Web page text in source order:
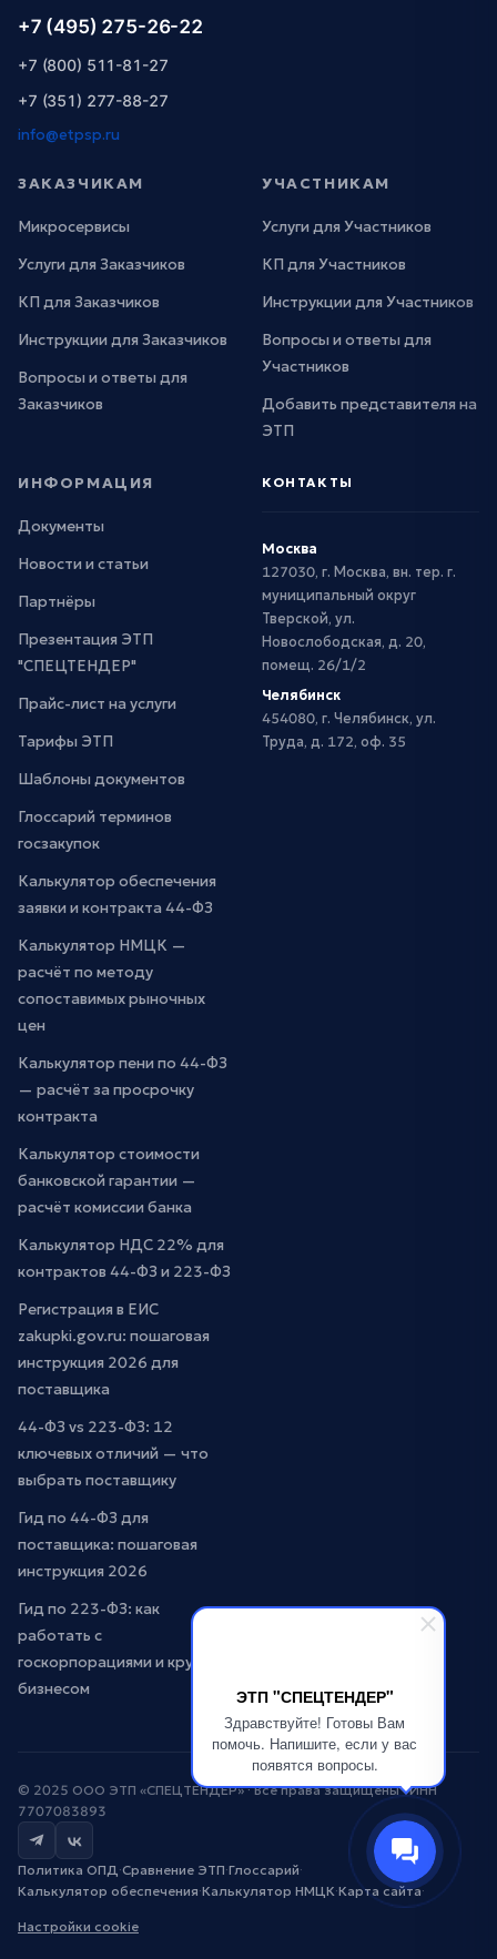
ЭТП "СПЕЦТЕНДЕР"
Здравствуйте! Готовы Вам
помочь. Напишите, если у вас
появятся вопросы.
+7 (495) 275-26-22
+7 (800) 511-81-27
+7 (351) 277-88-27
info@etpsp.ru
ЗАКАЗЧИКАМ
Микросервисы
Услуги для Заказчиков
КП для Заказчиков
Инструкции для Заказчиков
Вопросы и ответы для
Заказчиков
УЧАСТНИКАМ
Услуги для Участников
КП для Участников
Инструкции для Участников
Вопросы и ответы для
Участников
Добавить представителя на
ЭТП
ИНФОРМАЦИЯ
Документы
Новости и статьи
Партнёры
Презентация ЭТП
"СПЕЦТЕНДЕР"
Прайс-лист на услуги
Тарифы ЭТП
Шаблоны документов
Глоссарий терминов
госзакупок
Калькулятор обеспечения
заявки и контракта 44-ФЗ
Калькулятор НМЦК —
расчёт по методу
сопоставимых рыночных
цен
Калькулятор пени по 44-ФЗ
— расчёт за просрочку
контракта
Калькулятор стоимости
банковской гарантии —
расчёт комиссии банка
Калькулятор НДС 22% для
контрактов 44-ФЗ и 223-ФЗ
Регистрация в ЕИС
zakupki.gov.ru: пошаговая
инструкция 2026 для
поставщика
44-ФЗ vs 223-ФЗ: 12
ключевых отличий — что
выбрать поставщику
Гид по 44-ФЗ для
поставщика: пошаговая
инструкция 2026
Гид по 223-ФЗ: как
работать с
госкорпорациями и крупным
бизнесом
КОНТАКТЫ
Москва
127030, г. Москва, вн. тер. г.
муниципальный округ
Тверской, ул.
Новослободская, д. 20,
помещ. 26/1/2
Челябинск
454080, г. Челябинск, ул.
Труда, д. 172, оф. 35
© 2025 ООО ЭТП «СПЕЦТЕНДЕР» · Все права защищены · ИНН
7707083893
Политика ОПД·Сравнение ЭТП·Глоссарий·
Калькулятор обеспечения·Калькулятор НМЦК·Карта сайта·
Настройки cookie